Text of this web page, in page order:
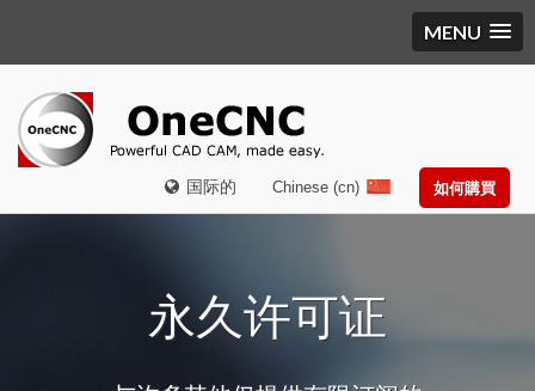
MENU
国际的 如何購買
Chinese (cn)
永久许可证